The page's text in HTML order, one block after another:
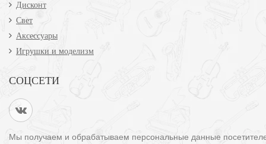
Дисконт
Свет
Аксессуары
Игрушки и моделизм
СОЦСЕТИ
Мы получаем и обрабатываем персональные данные